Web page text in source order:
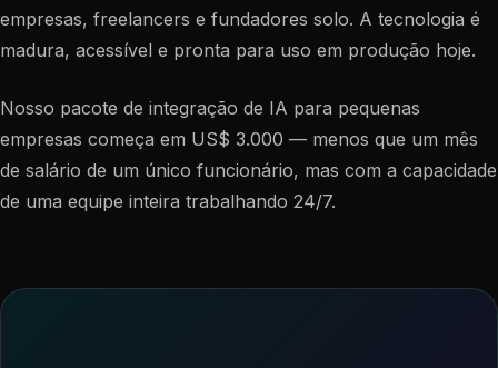
empresas, freelancers e fundadores solo. A tecnologia é
madura, acessível e pronta para uso em produção hoje.
Nosso pacote de integração de IA para pequenas
empresas começa em US$ 3.000 — menos que um mês
de salário de um único funcionário, mas com a capacidade
de uma equipe inteira trabalhando 24/7.